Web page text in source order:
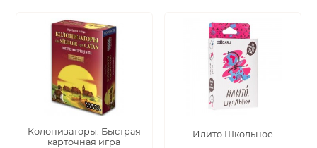
Колонизаторы. Быстрая
карточная игра
Илито.Школьное